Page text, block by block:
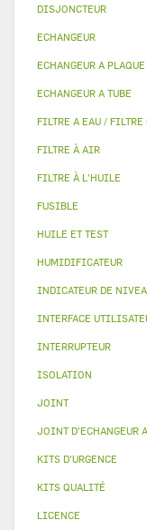
DISJONCTEUR
ECHANGEUR
ECHANGEUR A PLAQUE
ECHANGEUR A TUBE
FILTRE A EAU / FILTRE
FILTRE À AIR
FILTRE À L'HUILE
FUSIBLE
HUILE ET TEST
HUMIDIFICATEUR
INDICATEUR DE
INTERFACE
INTERRUPTEUR
ISOLATION
JOINT
JOINT D'ECHANGEUR
KITS D'URGENCE
KITS QUALITÉ
LICENCE